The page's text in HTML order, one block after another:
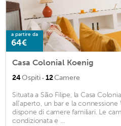
a partire da
64€
Casa Colonial Koenig
24Ospiti · 12Camere
Situata a São Filipe, la Casa
all'aperto, un bar e la connessione
dispone di camere familiari. Le
condizionata e ...